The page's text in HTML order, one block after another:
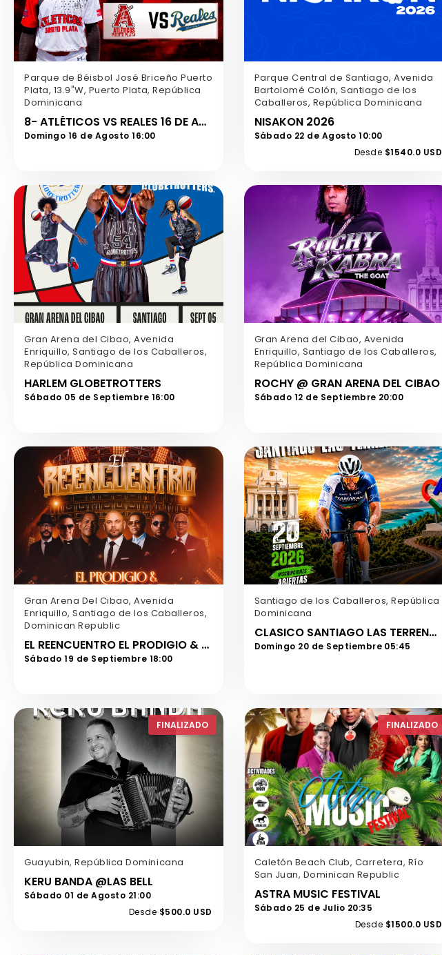
Parque de Béisbol José Briceño Puerto
Plata, 13.9"W, Puerto Plata, República
Dominicana
8- ATLÉTICOS VS REALES 16 DE AGOSTO
Domingo 16 de Agosto 16:00
Parque Central de Santiago, Avenida
Bartolomé Colón, Santiago de los
Caballeros, República Dominicana
NISAKON 2026
Sábado 22 de Agosto 10:00
Desde $1540.0 USD
Gran Arena del Cibao, Avenida
Enriquillo, Santiago de los Caballeros,
República Dominicana
HARLEM GLOBETROTTERS
Sábado 05 de Septiembre 16:00
Gran Arena del Cibao, Avenida
Enriquillo, Santiago de los Caballeros,
República Dominicana
ROCHY @ GRAN ARENA DEL CIBAO
Sábado 12 de Septiembre 20:00
Gran Arena Del Cibao, Avenida
Enriquillo, Santiago de los Caballeros,
Dominican Republic
EL REENCUENTRO EL PRODIGIO & LA SUPER BANDA
Sábado 19 de Septiembre 18:00
Santiago de los Caballeros, República
Dominicana
CLASICO SANTIAGO LAS TERRENAS
Domingo 20 de Septiembre 05:45
FINALIZADO
Guayubin, República Dominicana
KERU BANDA @LAS BELL
Sábado 01 de Agosto 21:00
Desde $500.0 USD
FINALIZADO
Caletón Beach Club, Carretera, Río
San Juan, Dominican Republic
ASTRA MUSIC FESTIVAL
Sábado 25 de Julio 20:35
Desde $1500.0 USD